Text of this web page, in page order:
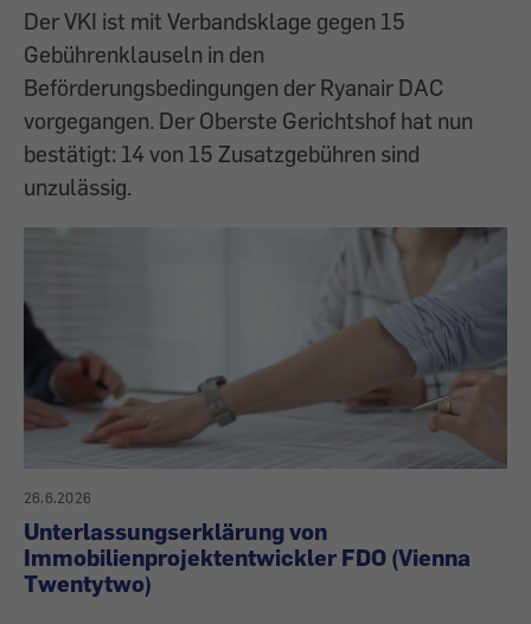
Der VKI ist mit Verbandsklage gegen 15
Gebührenklauseln in den
Beförderungsbedingungen der Ryanair DAC
vorgegangen. Der Oberste Gerichtshof hat nun
bestätigt: 14 von 15 Zusatzgebühren sind
unzulässig.
26.6.2026
Unterlassungserklärung von
Immobilienprojektentwickler FDO (Vienna
Twentytwo)